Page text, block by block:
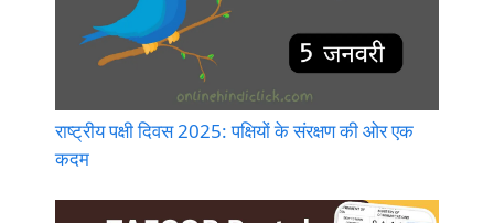
राष्ट्रीय पक्षी दिवस 2025: पक्षियों के संरक्षण की ओर एक
कदम